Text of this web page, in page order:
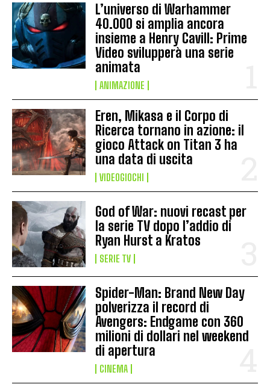
L’universo di Warhammer
40.000 si amplia ancora
insieme a Henry Cavill: Prime
Video svilupperà una serie
animata
ANIMAZIONE
Eren, Mikasa e il Corpo di
Ricerca tornano in azione: il
gioco Attack on Titan 3 ha
una data di uscita
VIDEOGIOCHI
God of War: nuovi recast per
la serie TV dopo l’addio di
Ryan Hurst a Kratos
SERIE TV
Spider-Man: Brand New Day
polverizza il record di
Avengers: Endgame con 360
milioni di dollari nel weekend
di apertura
CINEMA